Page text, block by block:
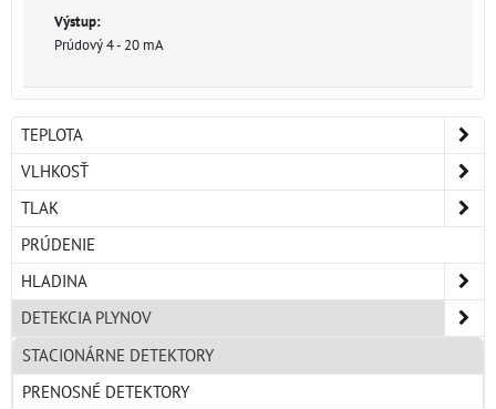
Výstup:
Prúdový 4 - 20 mA
TEPLOTA
VLHKOSŤ
TLAK
PRÚDENIE
HLADINA
DETEKCIA PLYNOV
STACIONÁRNE DETEKTORY
PRENOSNÉ DETEKTORY